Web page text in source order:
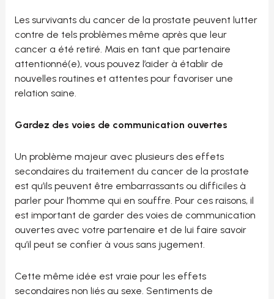
Les survivants du cancer de la prostate peuvent lutter
contre de tels problèmes même après que leur
cancer a été retiré. Mais en tant que partenaire
attentionné(e), vous pouvez l’aider à établir de
nouvelles routines et attentes pour favoriser une
relation saine.
Gardez des voies de communication ouvertes
Un problème majeur avec plusieurs des effets
secondaires du traitement du cancer de la prostate
est qu’ils peuvent être embarrassants ou difficiles à
parler pour l’homme qui en souffre. Pour ces raisons, il
est important de garder des voies de communication
ouvertes avec votre partenaire et de lui faire savoir
qu’il peut se confier à vous sans jugement.
Cette même idée est vraie pour les effets
secondaires non liés au sexe. Sentiments de